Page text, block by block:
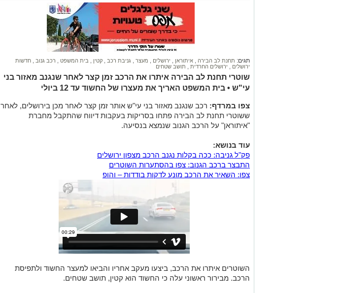
תגים: תחנת לב הבירה איתוראן ירושלים מעצר גניבת רכב קטין בית המשפט רכב גנוב
חדשות
ירושלים
ירושלים החרדית תושב שטחים
שוטרי תחנת לב הבירה איתרו את הרכב זמן קצר לאחר שנגנב מאזור בני
עי"ש • בית המשפט האריך את מעצרו של החשוד עד 12 ביולי
צפו במרדף: רכב שנגנב מאזור בני עי"ש אותר זמן קצר לאחר מכן בירושלים, לאחר
ששוטרי תחנת לב הבירה פתחו בסריקות בעקבות דיווח שהתקבל מחברת
"איתוראן" על הרכב הגנוב שנמצא בנסיעה.
עוד בנושא:
פק"ל גניבה: ככה בקלות נגנב הרכב מצפון ירושלים
התבצר ברכב הגנוב: צפו בהסתערות השוטרים
צפו: השאיר את הרכב מונע לדקות בודדות – והופ
השוטרים איתרו את הרכב, ביצעו מעקב אחריו והביאו למעצר החשוד ולתפיסת
הרכב. מבירור ראשוני עלה כי החשוד הוא קטין, תושב שטחים.